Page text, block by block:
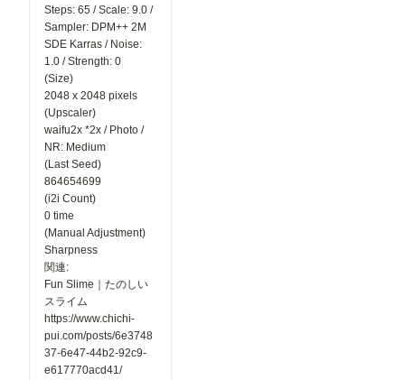
Steps: 65 / Scale: 9.0 /
Sampler: DPM++ 2M
SDE Karras / Noise:
1.0 / Strength: 0
(Size)
2048 x 2048 pixels
(Upscaler)
waifu2x *2x / Photo /
NR: Medium
(Last Seed)
864654699
(i2i Count)
0 time
(Manual Adjustment)
Sharpness
関連:
Fun Slime｜たのしい
スライム
https://www.chichi-
pui.com/posts/6e3748
37-6e47-44b2-92c9-
e617770acd41/